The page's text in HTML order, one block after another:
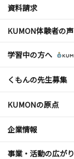
資料請求
KUMON体験者の声
学習中の方へ
くもんの先生募集
KUMONの原点
企業情報
事業・活動の広がり